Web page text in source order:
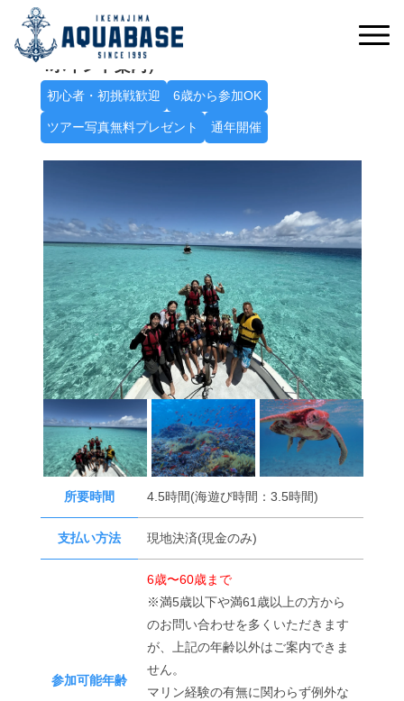
憧れの八重干瀬ブルーをお腹いっぱい満喫！
Ｂ八重干瀬半日シュノーケルトリップ（3～
4ポイント案内）
初心者・初挑戦歓迎 6歳から参加OK
ツアー写真無料プレゼント 通年開催
所要時間 4.5時間(海遊び時間：3.5時間)
支払い方法 現地決済(現金のみ)
参加可能年齢
6歳〜60歳まで
※満5歳以下や満61歳以上の方から
のお問い合わせを多くいただきます
が、上記の年齢以外はご案内できま
せん。
マリン経験の有無に関わらず例外な